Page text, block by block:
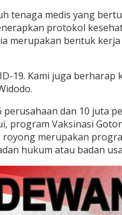
tenaga medis yang
protokol
merupakan bentuk
19. Kami juga
perusahaan dan 10
program Vaksinasi
merupakan
hukum atau badan